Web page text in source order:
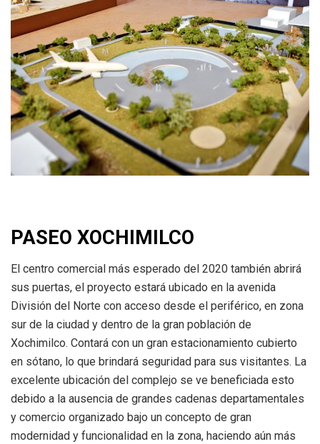
PASEO XOCHIMILCO
El centro comercial más esperado del 2020 también abrirá
sus puertas, el proyecto estará ubicado en la avenida
División del Norte con acceso desde el periférico, en zona
sur de la ciudad y dentro de la gran población de
Xochimilco. Contará con un gran estacionamiento cubierto
en sótano, lo que brindará seguridad para sus visitantes. La
excelente ubicación del complejo se ve beneficiada esto
debido a la ausencia de grandes cadenas departamentales
y comercio organizado bajo un concepto de gran
modernidad y funcionalidad en la zona, haciendo aún más